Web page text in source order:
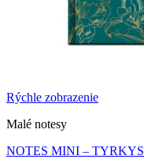
Rýchle zobrazenie
Malé notesy
NOTES MINI – TYRKYS